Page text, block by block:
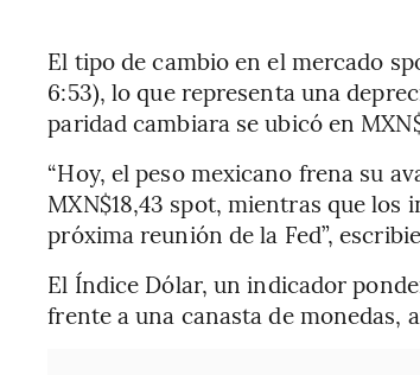
El tipo de cambio en el mercado
6:53), lo que representa una
paridad cambiara se ubicó en
“Hoy, el peso mexicano frena su
MXN$18,43 spot, mientras que los
próxima reunión de la Fed”,
El Índice Dólar, un indicador
frente a una canasta de monedas,